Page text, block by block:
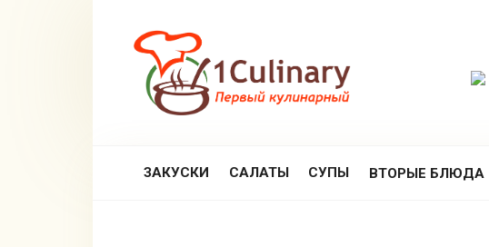
ЗАКУСКИ САЛАТЫ СУПЫ ВТОРЫЕ БЛЮДА